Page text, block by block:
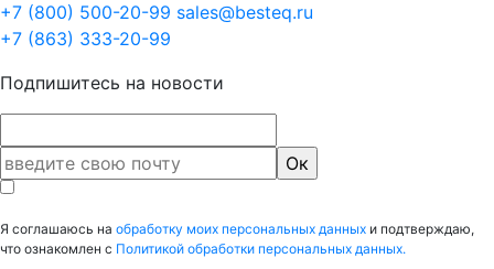
+7 (800) 500-20-99 sales@besteq.ru
+7 (863) 333-20-99
Подпишитесь на новости
Я соглашаюсь на обработку моих персональных данных и подтверждаю,
что ознакомлен с Политикой обработки персональных данных.